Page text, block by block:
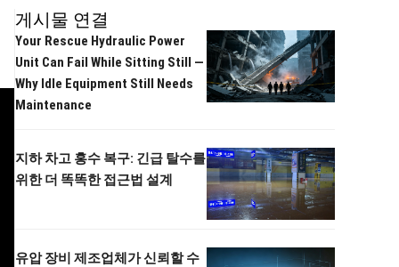
게시물 연결
Your Rescue Hydraulic Power
Unit Can Fail While Sitting Still —
Why Idle Equipment Still Needs
Maintenance
지하 차고 홍수 복구: 긴급 탈수를
위한 더 똑똑한 접근법 설계
유압 장비 제조업체가 신뢰할 수